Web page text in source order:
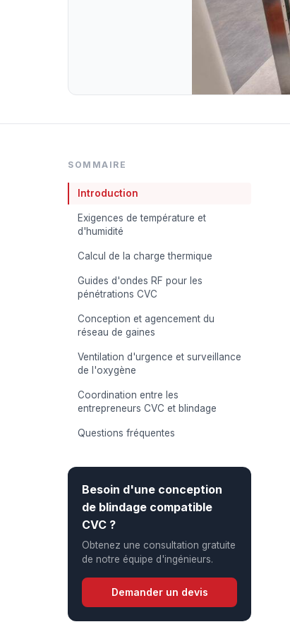
SOMMAIRE
Introduction
Exigences de température et
d'humidité
Calcul de la charge thermique
Guides d'ondes RF pour les
pénétrations CVC
Conception et agencement du
réseau de gaines
Ventilation d'urgence et surveillance
de l'oxygène
Coordination entre les
entrepreneurs CVC et blindage
Questions fréquentes
Besoin d'une conception
de blindage compatible
CVC ?
Obtenez une consultation gratuite
de notre équipe d'ingénieurs.
Demander un devis